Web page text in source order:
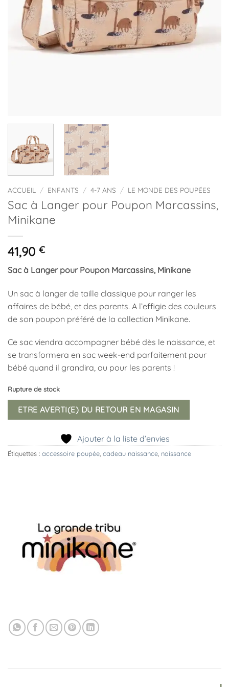
ACCUEIL / ENFANTS / 4-7 ANS / LE MONDE DES POUPÉES
Sac à Langer pour Poupon Marcassins,
Minikane
41,90 €
Sac à Langer pour Poupon Marcassins, Minikane
Un sac à langer de taille classique pour ranger les
affaires de bébé, et des parents. A l’effigie des couleurs
de son poupon préféré de la collection Minikane.
Ce sac viendra accompagner bébé dès le naissance, et
se transformera en sac week-end parfaitement pour
bébé quand il grandira, ou pour les parents !
Rupture de stock
ETRE AVERTI(E) DU RETOUR EN MAGASIN
Ajouter à la liste d’envies
Étiquettes : accessoire poupée, cadeau naissance, naissance